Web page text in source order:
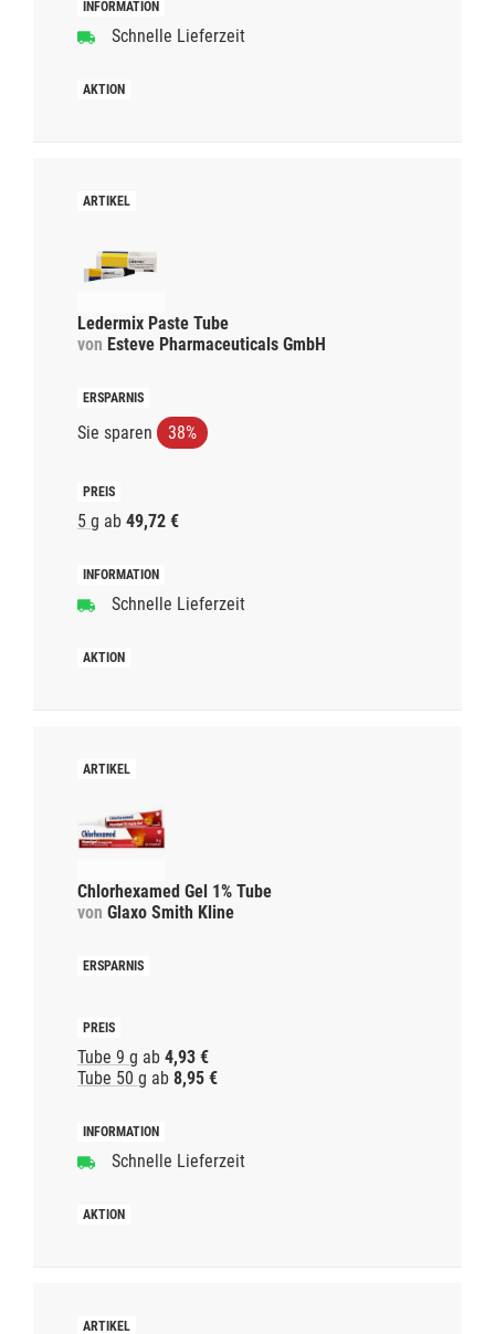
Schnelle Lieferzeit
Ledermix Paste Tube
von Esteve Pharmaceuticals GmbH
Sie sparen 38%
5 g ab 49,72 €
Schnelle Lieferzeit
Chlorhexamed Gel 1% Tube
von Glaxo Smith Kline
Tube 9 g ab 4,93 €
Tube 50 g ab 8,95 €
Schnelle Lieferzeit